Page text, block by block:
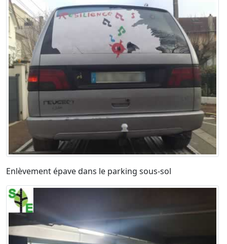
Enlèvement épave dans le parking sous-sol